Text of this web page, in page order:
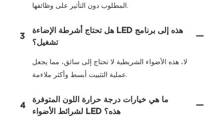
المطلوب دون التأثير على وظائفها.
3
هل تحتاج أشرطة الإضاءة LED هذه إلى برنامج
تشغيل؟
لا، هذه الأضواء الشريطية لا تحتاج إلى سائق، مما يجعل
عملية التثبيت أبسط وأكثر ملاءمة.
4
ما هي خيارات درجة حرارة اللون المتوفرة
لشرائط الأضواء LED هذه؟